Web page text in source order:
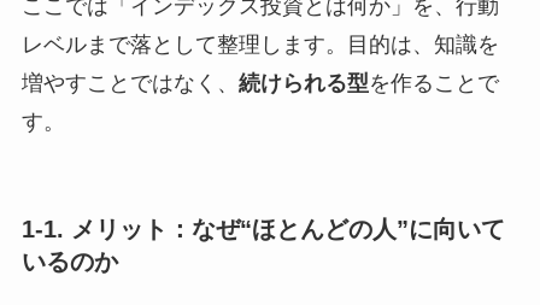
ここでは「インデックス投資とは何か」を、行動
レベルまで落として整理します。目的は、知識を
増やすことではなく、 続けられる型を作ることで
す。
1-1. メリット：なぜ“ほとんどの人”に向いて
いるのか